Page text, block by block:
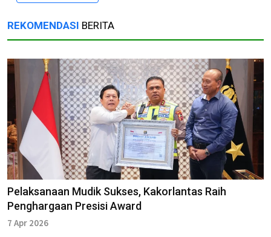
REKOMENDASI BERITA
Pelaksanaan Mudik Sukses, Kakorlantas Raih
Penghargaan Presisi Award
7 Apr 2026